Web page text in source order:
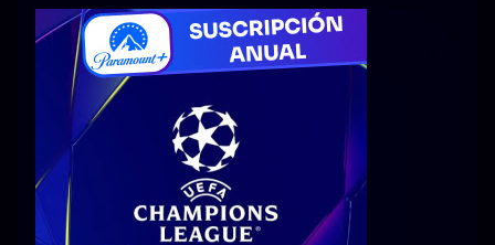
Fantástico Romance
Bélico Thriller
Biográfico
SERIES
Series 1080p Series 4K HDR